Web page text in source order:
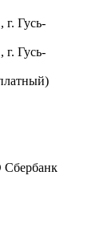
г. Гусь-
г. Гусь-
Сбербанк